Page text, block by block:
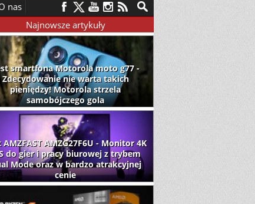
nas
Najnowsze artykuły
smartfona Motorola moto g77 -
Zdecydowanie nie warta takich
pieniędzy! Motorola strzela
samobójczego gola
AMZFAST AMZG27F6U - Monitor 4K
do gier i pracy biurowej z trybem
Mode oraz w bardzo atrakcyjnej
cenie